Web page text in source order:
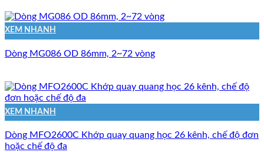
XEM NHANH
Dòng MG086 OD 86mm, 2~72 vòng
XEM NHANH
Dòng MFO2600C Khớp quay quang học 26 kênh, chế độ đơn
hoặc chế độ đa